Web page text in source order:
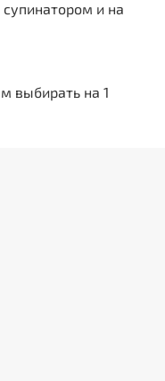
и на
выбирать на 1